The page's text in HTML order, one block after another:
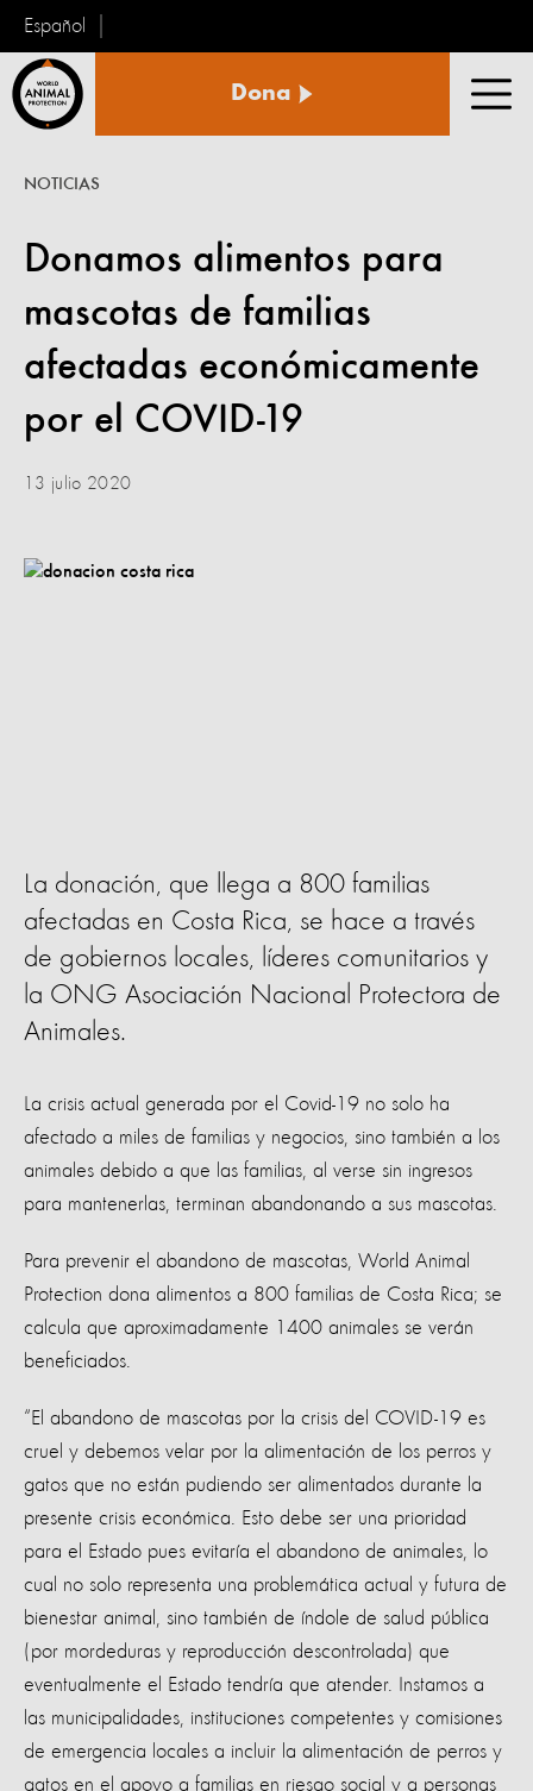
Español
Animal
Dona
Donamos alimentos para
mascotas de familias
afectadas económicamente
por el COVID-19
NOTICIAS
13 julio 2020
La donación, que llega a 800 familias
afectadas en Costa Rica, se hace a través
de gobiernos locales, líderes comunitarios y
la ONG Asociación Nacional Protectora de
Animales.
La crisis actual generada por el Covid-19 no solo ha
afectado a miles de familias y negocios, sino también a los
animales debido a que las familias, al verse sin ingresos
para mantenerlas, terminan abandonando a sus mascotas.
Para prevenir el abandono de mascotas, World Animal
Protection dona alimentos a 800 familias de Costa Rica; se
calcula que aproximadamente 1400 animales se verán
beneficiados.
“El abandono de mascotas por la crisis del COVID-19 es
cruel y debemos velar por la alimentación de los perros y
gatos que no están pudiendo ser alimentados durante la
presente crisis económica. Esto debe ser una prioridad
para el Estado pues evitaría el abandono de animales, lo
cual no solo representa una problemática actual y futura de
bienestar animal, sino también de índole de salud pública
(por mordeduras y reproducción descontrolada) que
eventualmente el Estado tendría que atender. Instamos a
las municipalidades, instituciones competentes y comisiones
de emergencia locales a incluir la alimentación de perros y
gatos en el apoyo a familias en riesgo social y a personas